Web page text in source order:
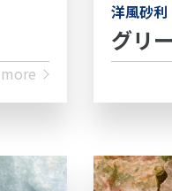
more
洋風砂利
グリ